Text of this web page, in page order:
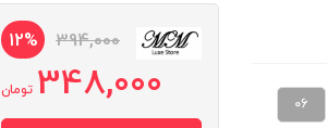
۰۶
394,000
12%
348,000 تومان